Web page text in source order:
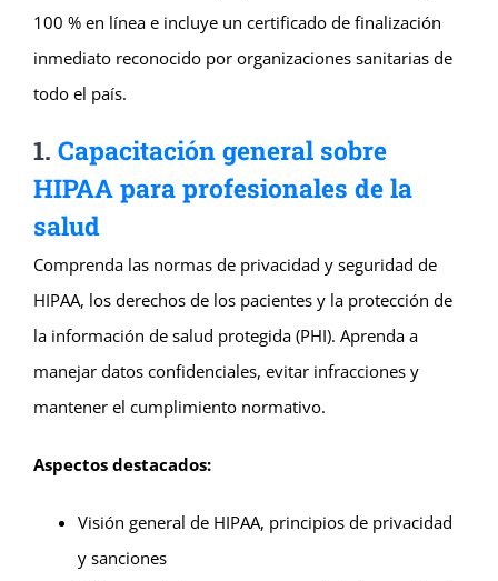
100 % en línea e incluye un certificado de finalización
inmediato reconocido por organizaciones sanitarias de
todo el país.
1. Capacitación general sobre
HIPAA para profesionales de la
salud
Comprenda las normas de privacidad y seguridad de
HIPAA, los derechos de los pacientes y la protección de
la información de salud protegida (PHI). Aprenda a
manejar datos confidenciales, evitar infracciones y
mantener el cumplimiento normativo.
Aspectos destacados:
Visión general de HIPAA, principios de privacidad
y sanciones